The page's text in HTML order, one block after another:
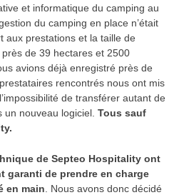
et informatique du camping au
du camping en place n’était
aux prestations et la taille de
près de 39 hectares et 2500
avions déjà enregistré près de
rencontrés nous ont mis
de transférer autant de
nouveau logiciel. Tous sauf
.
de Septeo Hospitality ont
garanti de prendre en charge
en main . Nous avons donc décidé